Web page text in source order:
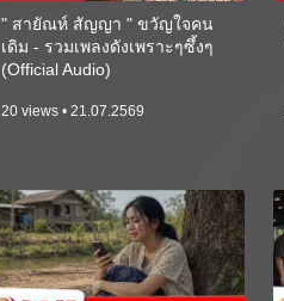
" สายัณห์ สัญญา " ขวัญใจคน
เดิม - รวมเพลงดังเพราะๆซึ้งๆ
(Official Audio)
20 views • 21.07.2569